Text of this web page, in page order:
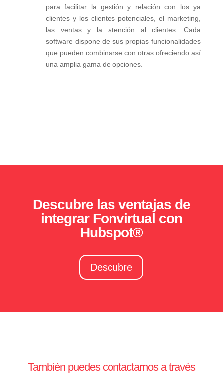
para facilitar la gestión y relación con los ya
clientes y los clientes potenciales, el marketing,
las ventas y la atención al clientes. Cada
software dispone de sus propias funcionalidades
que pueden combinarse con otras ofreciendo así
una amplia gama de opciones.
Descubre las ventajas de
integrar Fonvirtual con
Hubspot®
Descubre
También puedes contactarnos a través